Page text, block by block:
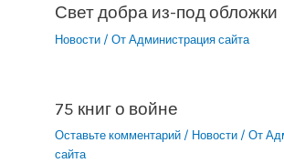
Свет добра из-под обложки
Новости / От Администрация сайта
75 книг о войне
Оставьте комментарий / Новости / От
сайта